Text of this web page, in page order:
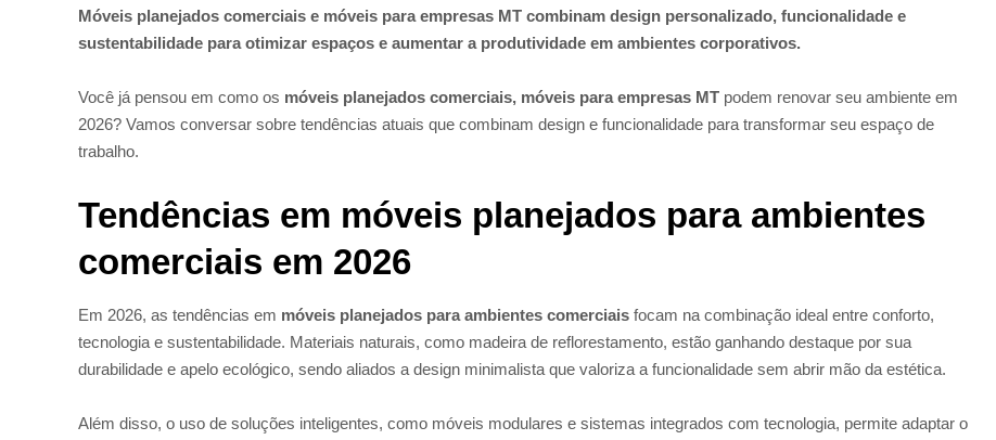
Móveis planejados comerciais e móveis para empresas MT combinam design personalizado, funcionalidade e
sustentabilidade para otimizar espaços e aumentar a produtividade em ambientes corporativos.
Você já pensou em como os móveis planejados comerciais, móveis para empresas MT podem renovar seu ambiente em
2026? Vamos conversar sobre tendências atuais que combinam design e funcionalidade para transformar seu espaço de
trabalho.
Tendências em móveis planejados para ambientes
comerciais em 2026
Em 2026, as tendências em móveis planejados para ambientes comerciais focam na combinação ideal entre conforto,
tecnologia e sustentabilidade. Materiais naturais, como madeira de reflorestamento, estão ganhando destaque por sua
durabilidade e apelo ecológico, sendo aliados a design minimalista que valoriza a funcionalidade sem abrir mão da estética.
Além disso, o uso de soluções inteligentes, como móveis modulares e sistemas integrados com tecnologia, permite adaptar o